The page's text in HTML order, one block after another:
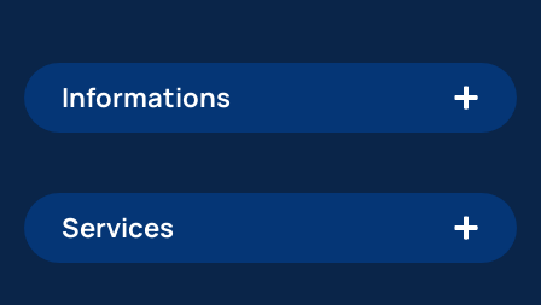
Informations
Services